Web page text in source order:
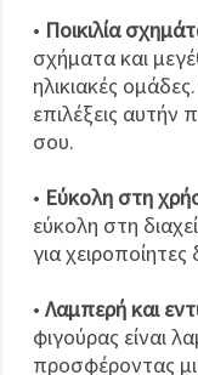
• Ποικιλία
σχήματα και
ηλικιακές
επιλέξεις αυτήν
σου.
• Εύκολη στη
εύκολη στη
για
• Λαμπερή και
φιγούρας είναι
προσφέροντας